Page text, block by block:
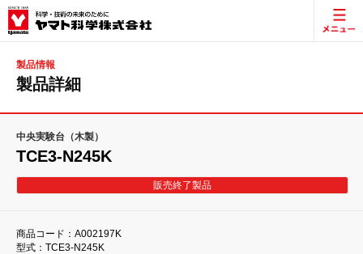
製品情報
製品詳細
中央実験台（木製）
TCE3-N245K
販売終了製品
商品コード：A002197K
型式：TCE3-N245K